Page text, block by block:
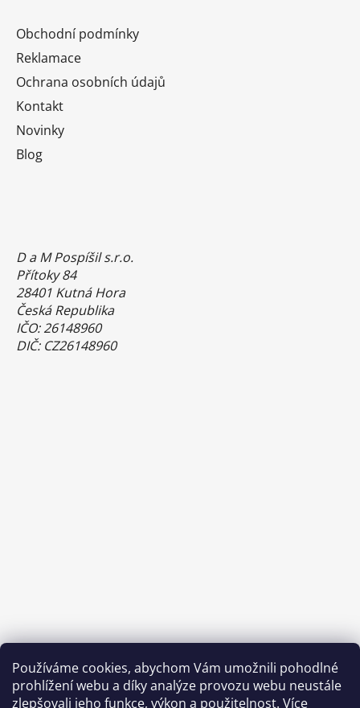
Používáme cookies, abychom Vám umožnili pohodlné
prohlížení webu a díky analýze provozu webu neustále
zlepšovali jeho funkce, výkon a použitelnost. Více
Obchodní podmínky
Reklamace
Ochrana osobních údajů
Kontakt
Novinky
Blog
D a M Pospíšil s.r.o.
Přítoky 84
28401 Kutná Hora
Česká Republika
IČO: 26148960
DIČ: CZ26148960